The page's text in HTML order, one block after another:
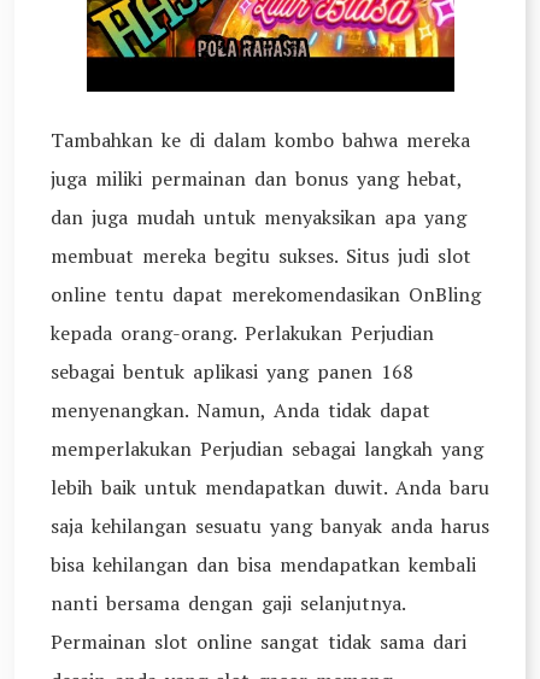
Tambahkan ke di dalam kombo bahwa mereka
juga miliki permainan dan bonus yang hebat,
dan juga mudah untuk menyaksikan apa yang
membuat mereka begitu sukses. Situs judi slot
online tentu dapat merekomendasikan OnBling
kepada orang-orang. Perlakukan Perjudian
sebagai bentuk aplikasi yang panen 168
menyenangkan. Namun, Anda tidak dapat
memperlakukan Perjudian sebagai langkah yang
lebih baik untuk mendapatkan duwit. Anda baru
saja kehilangan sesuatu yang banyak anda harus
bisa kehilangan dan bisa mendapatkan kembali
nanti bersama dengan gaji selanjutnya.
Permainan slot online sangat tidak sama dari